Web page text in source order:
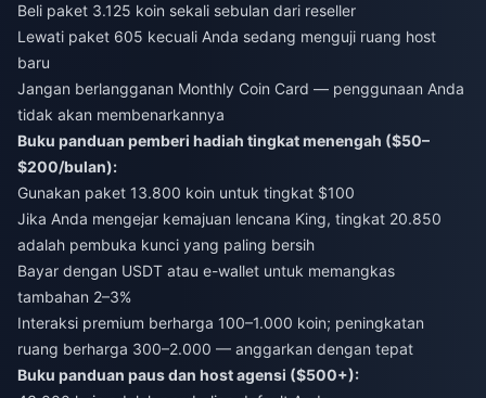
Beli paket 3.125 koin sekali sebulan dari reseller
Lewati paket 605 kecuali Anda sedang menguji ruang host
baru
Jangan berlangganan Monthly Coin Card — penggunaan Anda
tidak akan membenarkannya
Buku panduan pemberi hadiah tingkat menengah ($50–
$200/bulan):
Gunakan paket 13.800 koin untuk tingkat $100
Jika Anda mengejar kemajuan lencana King, tingkat 20.850
adalah pembuka kunci yang paling bersih
Bayar dengan USDT atau e-wallet untuk memangkas
tambahan 2–3%
Interaksi premium berharga 100–1.000 koin; peningkatan
ruang berharga 300–2.000 — anggarkan dengan tepat
Buku panduan paus dan host agensi ($500+):